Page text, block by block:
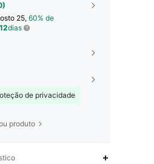
25,60% de
12dias
de privacidade
produto
481